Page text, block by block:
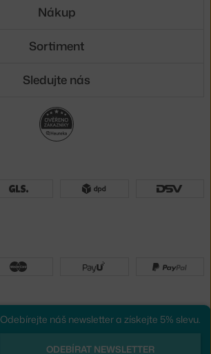
Odebírejte náš newsletter a získejte 5% slevu.
ODEBÍRAT NEWSLETTER
Nákup
Sortiment
Sledujte nás
e-shop na míruod